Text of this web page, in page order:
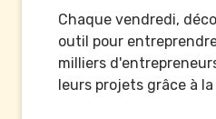
Chaque vendredi,
outil pour
milliers
leurs projets grâce à